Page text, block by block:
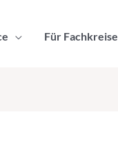
Für Fachkreise